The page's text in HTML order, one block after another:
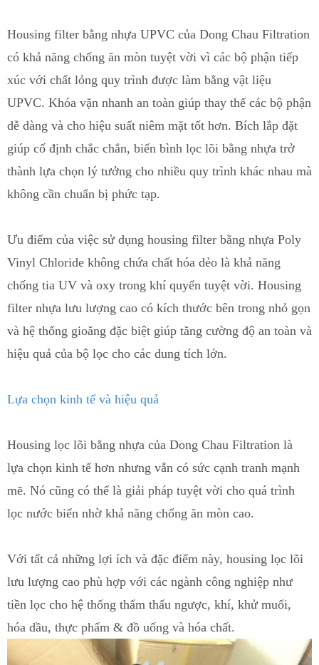
Housing filter bằng nhựa UPVC của Dong Chau Filtration
có khả năng chống ăn mòn tuyệt vời vì các bộ phận tiếp
xúc với chất lỏng quy trình được làm bằng vật liệu
UPVC. Khóa vặn nhanh an toàn giúp thay thế các bộ phận
dễ dàng và cho hiệu suất niêm mặt tốt hơn. Bích lắp đặt
giúp cố định chắc chắn, biến bình lọc lõi bằng nhựa trở
thành lựa chọn lý tưởng cho nhiều quy trình khác nhau mà
không cần chuẩn bị phức tạp.
Ưu điểm của việc sử dụng housing filter bằng nhựa Poly
Vinyl Chloride không chứa chất hóa dẻo là khả năng
chống tia UV và oxy trong khí quyển tuyệt vời. Housing
filter nhựa lưu lượng cao có kích thước bên trong nhỏ gọn
và hệ thống gioăng đặc biệt giúp tăng cường độ an toàn và
hiệu quả của bộ lọc cho các dung tích lớn.
Lựa chọn kinh tế và hiệu quả
Housing lọc lõi bằng nhựa của Dong Chau Filtration là
lựa chọn kinh tế hơn nhưng vẫn có sức cạnh tranh mạnh
mẽ. Nó cũng có thể là giải pháp tuyệt vời cho quá trình
lọc nước biển nhờ khả năng chống ăn mòn cao.
Với tất cả những lợi ích và đặc điểm này, housing lọc lõi
lưu lượng cao phù hợp với các ngành công nghiệp như
tiền lọc cho hệ thống thẩm thấu ngược, khí, khử muối,
hóa dầu, thực phẩm & đồ uống và hóa chất.